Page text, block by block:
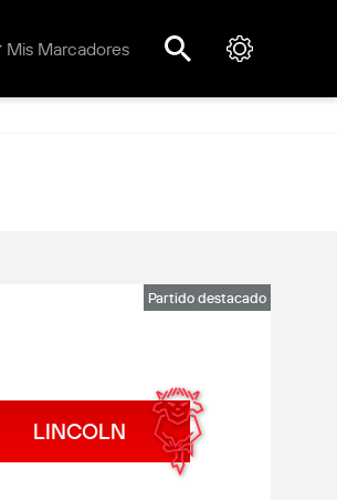
Mis Marcadores
Partido destacado
LINCOLN